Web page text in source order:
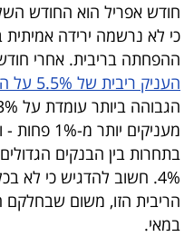
40
UNDER
40
שיתופי
פעולה
חודש אפריל הוא החודש
כי לא נרשמה ירידה אמיתית
ההפחתה בריבית. אחרי
העניק ריבית של 5.5% על הפיקדונות
מעניקים
4%. חשוב להדגיש כי לא
הריבית הזו, משום שבחלקם
במאי.